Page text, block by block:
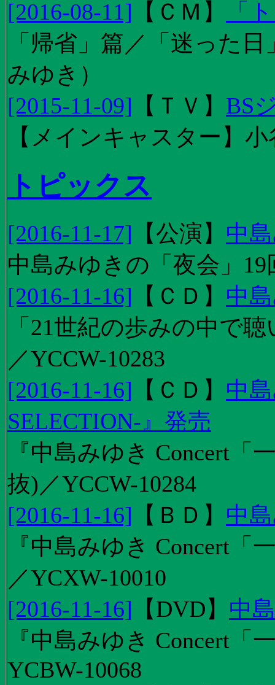
[2016-08-11] 【 ＣＭ 】
「
「帰省」篇／「迷った
みゆき）
[2015-11-09] 【 ＴＶ 】 BS
【メインキャスター】
トピックス
[2016-11-17] 【公演 】 中
中島みゆきの「夜会」
[2016-11-16] 【 ＣＤ 】 中
「21世紀の歩みの中で
／YCCW-10283
[2016-11-16] 【 ＣＤ 】 中
SELECTION-』発売
『中島みゆき Concert
抜)／YCCW-10284
[2016-11-16] 【 ＢＤ 】 中
『中島みゆき Concert
／YCXW-10010
[2016-11-16] 【DVD】 中
『中島みゆき Concert
YCBW-10068